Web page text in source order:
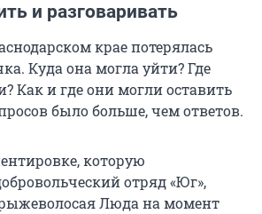
и разговаривать
крае потерялась
Куда она могла уйти? Где
Как и где они могли оставить
было больше, чем ответов.
которую
отряд «Юг»,
рыжеволосая Люда на момент